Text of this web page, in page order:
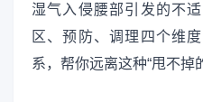
湿气入侵腰部引发的不
区、预防、调理四个维
系，帮你远离这种“甩不掉